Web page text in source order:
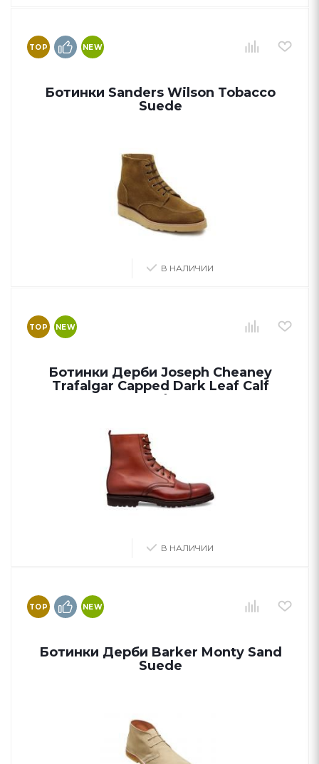
TOP NEW
Ботинки Sanders Wilson Tobacco
Suede
В НАЛИЧИИ
TOP NEW
Ботинки Дерби Joseph Cheaney
Trafalgar Capped Dark Leaf Calf
Leather
В НАЛИЧИИ
TOP NEW
Ботинки Дерби Barker Monty Sand
Suede